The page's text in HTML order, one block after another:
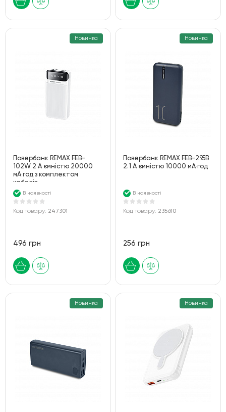
Новинка
Повербанк REMAX FEB-
102W 2 А ємністю 20000
мА·год з комплектом
кабелів
В наявності
Код товару: 247301
496 грн
Новинка
Повербанк REMAX FEB-295B
2.1 А ємністю 10000 мА·год
В наявності
Код товару: 235610
256 грн
Новинка Новинка